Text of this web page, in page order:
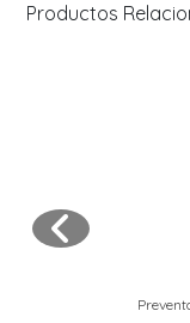
Productos